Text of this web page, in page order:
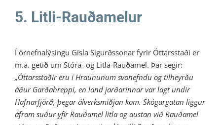
5. Litli-Rauðamelur
Í örnefnalýsingu Gísla Sigurðssonar fyrir Óttarsstaði er
m.a. getið um Stóra- og Litla-Rauðamel. Þar segir:
„Óttarsstaðir eru í Hraununum svonefndu og tilheyrðu
áður Garðahreppi, en land jarðarinnar var lagt undir
Hafnarfjörð, þegar álverksmiðjan kom. Skógargatan liggur
áfram suður yfir Rauðamel litla og austan við Rauðamel